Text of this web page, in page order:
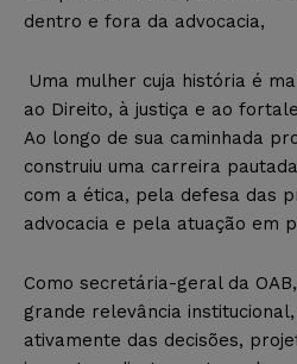
dentro e fora da advocacia,
Uma mulher cuja história é
ao Direito, à justiça e ao
Ao longo de sua caminhada
construiu uma carreira
com a ética, pela defesa das
advocacia e pela atuação em
Como secretária-geral da
grande relevância
ativamente das decisões,